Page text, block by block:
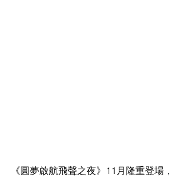
《圓夢啟航飛聲之夜》11月隆重登場 ，